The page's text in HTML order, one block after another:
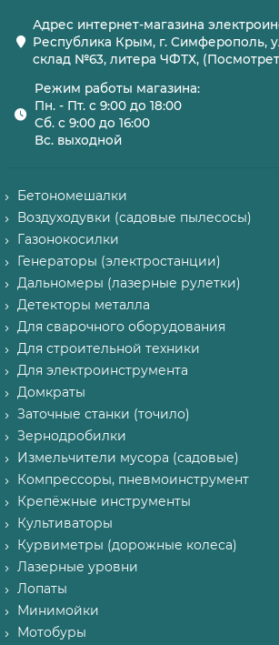
Адрес интернет-магазина
Республика Крым, г. Симферополь,
склад №63, литера ЧФТХ,
Режим работы магазина:
Пн. - Пт. с 9:00 до 18:00
Сб. с 9:00 до 16:00
Вс. выходной
Бетономешалки
Воздуходувки (садовые пылесосы)
Газонокосилки
Генераторы (электростанции)
Дальномеры (лазерные рулетки)
Детекторы металла
Для сварочного оборудования
Для строительной техники
Для электроинструмента
Домкраты
Заточные станки (точило)
Зернодробилки
Измельчители мусора (садовые)
Компрессоры, пневмоинструмент
Крепёжные инструменты
Культиваторы
Курвиметры (дорожные колеса)
Лазерные уровни
Лопаты
Минимойки
Мотобуры